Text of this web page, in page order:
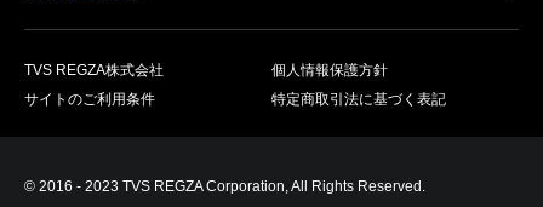
営業日カレンダー
会員規約
商品登録
TVS REGZA株式会社
個人情報保護方針
サイトのご利用条件
特定商取引法に基づく表記
© 2016 - 2023 TVS REGZA Corporation, All Rights Reserved.